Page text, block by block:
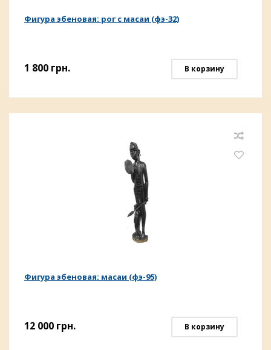
Фигура эбеновая: рог с масаи (фэ-32)
1 800 грн. В корзину
Фигура эбеновая: масаи (фэ-95)
12 000 грн. В корзину